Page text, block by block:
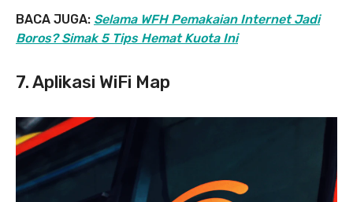
BACA JUGA: Selama WFH Pemakaian Internet Jadi
Boros? Simak 5 Tips Hemat Kuota Ini
7. Aplikasi WiFi Map